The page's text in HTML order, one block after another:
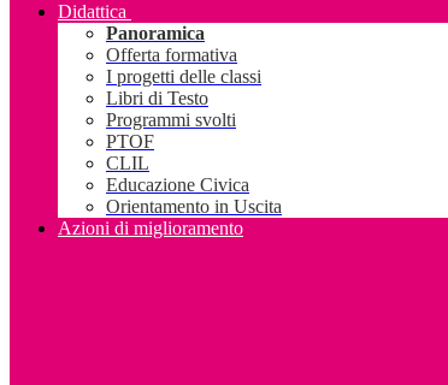
Didattica
Panoramica
Offerta formativa
I progetti delle classi
Libri di Testo
Programmi svolti
PTOF
CLIL
Educazione Civica
Orientamento in Uscita
Azioni di miglioramento